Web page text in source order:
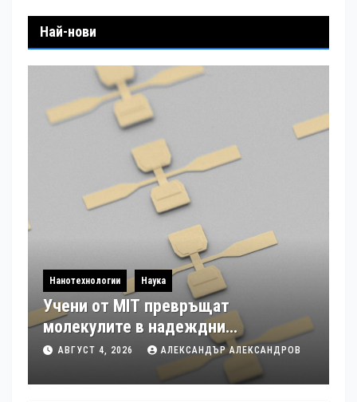
Най-нови
Нанотехнологии Наука
Учени от MIT превръщат
молекулите в надеждни
електронни устройства
АВГУСТ 4, 2026 АЛЕКСАНДЪР АЛЕКСАНДРОВ